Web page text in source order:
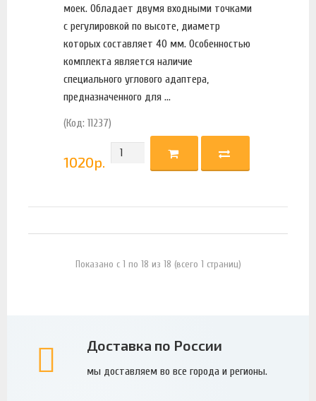
моек. Обладает двумя входными точками
с регулировкой по высоте, диаметр
которых составляет 40 мм. Особенностью
комплекта является наличие
специального углового адаптера,
предназначенного для ...
(Код: 11237)
1020р.
Показано с 1 по 18 из 18 (всего 1 страниц)
Доставка по России
мы доставляем во все города и регионы.